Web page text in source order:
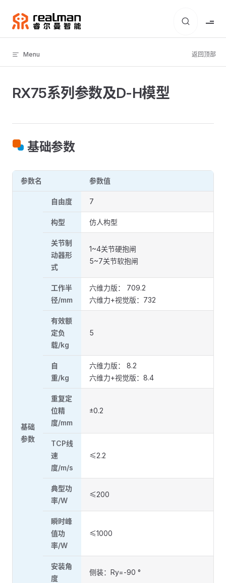
Skip to content
Menu 返回顶部
RX75系列参数及D-H模型
基础参数
参数名 参数值
基础
参数
自由度 7
构型 仿人构型
关节制
动器形
式
1~4关节硬抱闸
5~7关节软抱闸
工作半
径/mm
六维力版： 709.2
六维力+视觉版：732
有效额
定负
载/kg
5
自
重/kg
六维力版： 8.2
六维力+视觉版：8.4
重复定
位精
度/mm
±0.2
TCP线
速
度/m/s
≤2.2
典型功
率/W
≤200
瞬时峰
值功
率/W
≤1000
安装角
度
侧装：Ry=-90 °